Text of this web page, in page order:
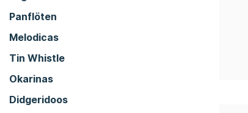
Panflöten
Melodicas
Tin Whistle
Okarinas
Didgeridoos